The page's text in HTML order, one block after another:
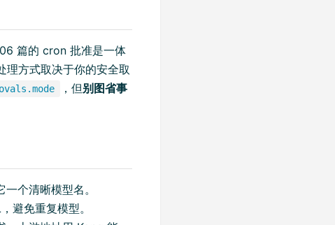
篇的 cron 批准是一体
理方式取决于你的安全取
，但别图省事
一个清晰模型名。
避免重复模型。